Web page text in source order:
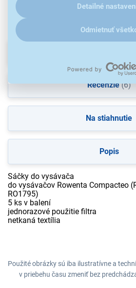
Detailné
Odmietnuť
Popis
Sáčky do vysávača
do vysávačov Rowenta Compacteo
RO1795)
5 ks v balení
jednorazové použitie filtra
netkaná textília
Recenzie(6)
Na stiahnutie
Použité obrázky sú iba ilustratívne a
v priebehu času zmeniť bez